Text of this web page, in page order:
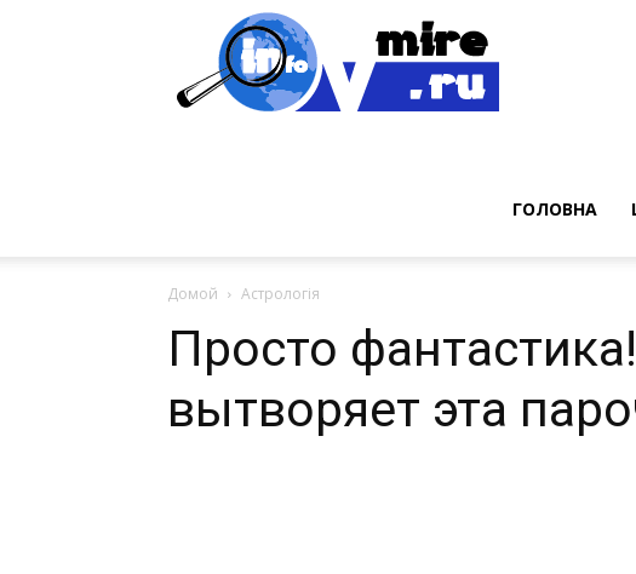
ГОЛОВНА
Домой Астрологія
Просто
вытворяет эта